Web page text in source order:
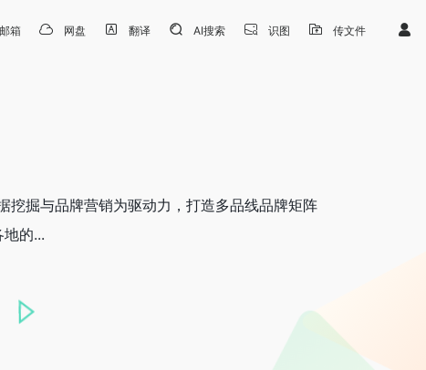
邮箱 网盘 翻译 AI搜索 识图 传文件
掘与品牌营销为驱动力，打造多品线品牌矩阵
的...